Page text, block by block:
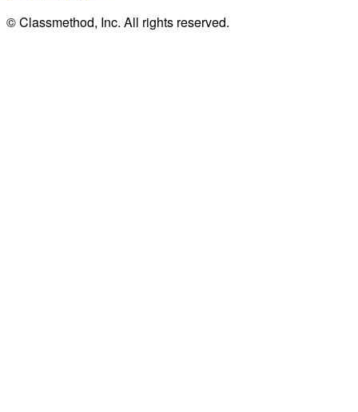
© Classmethod, Inc. All rights reserved.